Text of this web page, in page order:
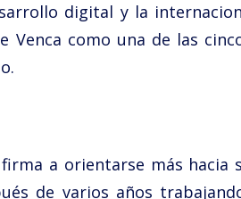
digital y la
como una de las
a orientarse más hacia
de varios años